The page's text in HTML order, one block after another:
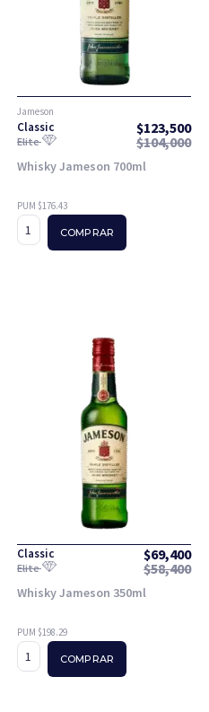
Jameson
Classic $123,500
Elite $104,000
Whisky Jameson 700ml
PUM $176.43
COMPRAR
Classic $69,400
Elite $58,400
Whisky Jameson 350ml
PUM $198.29
COMPRAR